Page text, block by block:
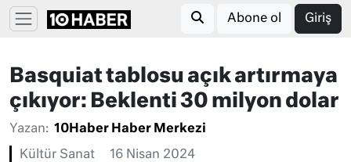
Abone ol Giriş
Basquiat tablosu açık artırmaya
çıkıyor: Beklenti 30 milyon dolar
Yazan: 10Haber Haber Merkezi
Kültür Sanat 16 Nisan 2024